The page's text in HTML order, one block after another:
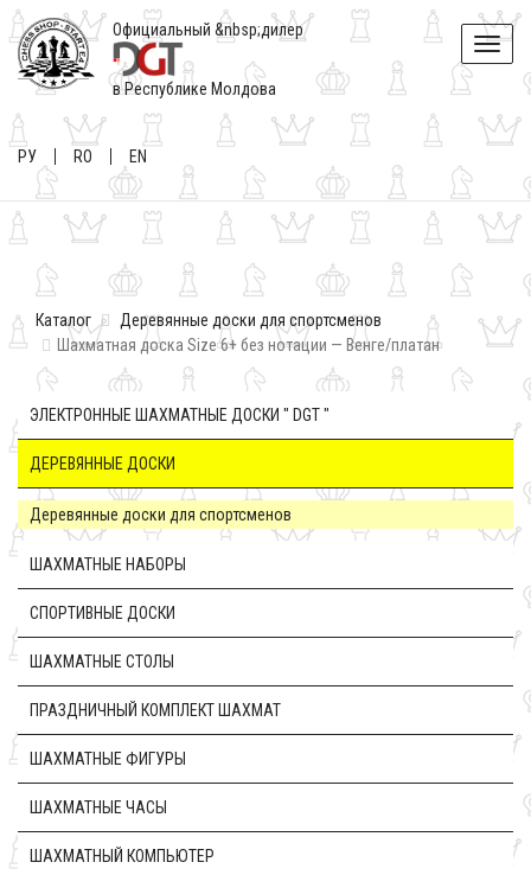
Toggle
Официальный &nbsp;дилер
в Республике Молдова
РУ RO EN
Каталог
Деревянные доски для спортсменов
Шахматная доска Size 6+ без нотации — Венге/платан
ЭЛЕКТРОННЫЕ ШАХМАТНЫЕ ДОСКИ " DGT "
ДЕРЕВЯННЫЕ ДОСКИ
Деревянные доски для спортсменов
ШАХМАТНЫЕ НАБОРЫ
CПОРТИВНЫЕ ДОСКИ
ШАХМАТНЫЕ СТОЛЫ
ПРАЗДНИЧНЫЙ КОМПЛЕКТ ШАХМАТ
ШАХМАТНЫЕ ФИГУРЫ
ШАХМАТНЫЕ ЧАСЫ
ШАХМАТНЫЙ КОМПЬЮТЕР